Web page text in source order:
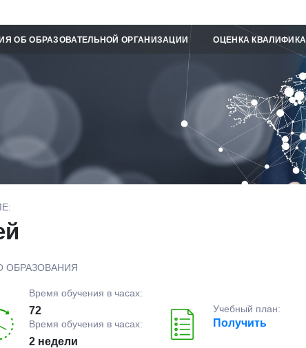
ОБ ОБРАЗОВАТЕЛЬНОЙ ОРГАНИЗАЦИИ ОЦЕНКА
ОБРАЗОВАНИЯ
Время обучения в часах:
72
Время обучения в часах:
2 недели
Учебный план:
Получить